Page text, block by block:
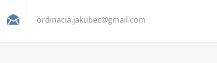
ordinacia.jakubec@gmail.com